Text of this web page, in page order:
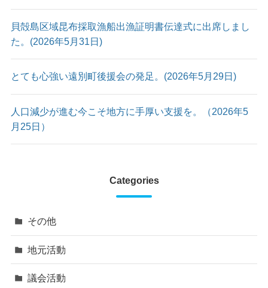
貝殻島区域昆布採取漁船出漁証明書伝達式に出席しまし
た。(2026年5月31日)
とても心強い遠別町後援会の発足。(2026年5月29日)
人口減少が進む今こそ地方に手厚い支援を。（2026年5
月25日）
Categories
その他
地元活動
議会活動